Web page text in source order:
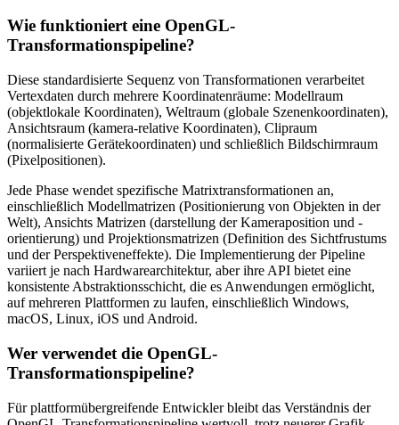
Wie funktioniert eine OpenGL-
Transformationspipeline?
Diese standardisierte Sequenz von Transformationen verarbeitet
Vertexdaten durch mehrere Koordinatenräume: Modellraum
(objektlokale Koordinaten), Weltraum (globale Szenenkoordinaten),
Ansichtsraum (kamera-relative Koordinaten), Clipraum
(normalisierte Gerätekoordinaten) und schließlich Bildschirmraum
(Pixelpositionen).
Jede Phase wendet spezifische Matrixtransformationen an,
einschließlich Modellmatrizen (Positionierung von Objekten in der
Welt), Ansichts Matrizen (darstellung der Kameraposition und -
orientierung) und Projektionsmatrizen (Definition des Sichtfrustums
und der Perspektiveneffekte). Die Implementierung der Pipeline
variiert je nach Hardwarearchitektur, aber ihre API bietet eine
konsistente Abstraktionsschicht, die es Anwendungen ermöglicht,
auf mehreren Plattformen zu laufen, einschließlich Windows,
macOS, Linux, iOS und Android.
Wer verwendet die OpenGL-
Transformationspipeline?
Für plattformübergreifende Entwickler bleibt das Verständnis der